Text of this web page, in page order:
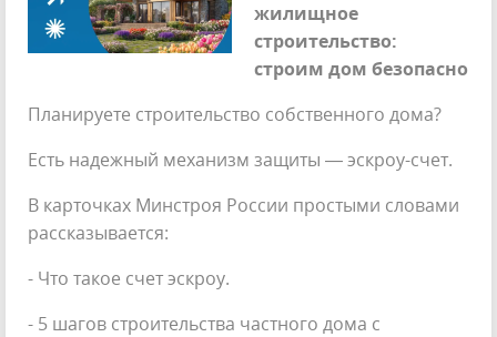
жилищное
строительство:
строим дом безопасно
Планируете строительство собственного дома?
Есть надежный механизм защиты — эскроу-счет.
В карточках Минстроя России простыми словами
рассказывается:
- Что такое счет эскроу.
- 5 шагов строительства частного дома с